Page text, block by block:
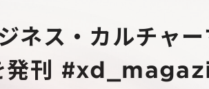
ネス・カルチャ
発刊